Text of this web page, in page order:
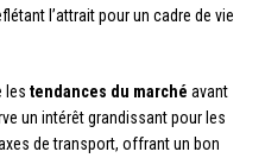
l’attrait pour un cadre de vie
les tendances du marché avant
un intérêt grandissant pour les
de transport, offrant un bon